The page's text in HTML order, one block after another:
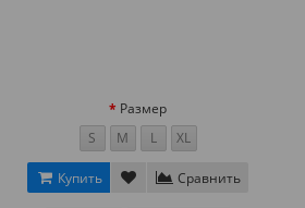
Размер
S
M L XL
Купить Сравнить